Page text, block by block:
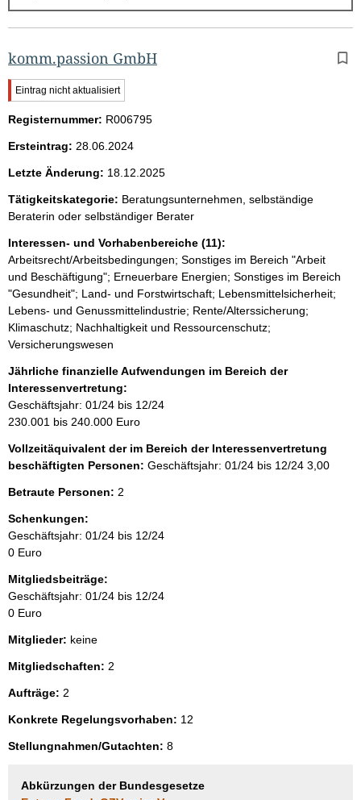
g
e
b
n
i
s
s
e
p
r
o
S
e
i
t
e
komm.passion GmbH
W
i
c
t
g
r
H
n
w
e
i
s
:
Eintrag nicht aktualisiert
Registernummer: R006795
Ersteintrag: 28.06.2024
Letzte Änderung: 18.12.2025
Tätigkeitskategorie: Beratungsunternehmen, selbständige
Beraterin oder selbständiger Berater
Interessen- und Vorhabenbereiche (11):
Arbeitsrecht/Arbeitsbedingungen; Sonstiges im Bereich "Arbeit
und Beschäftigung"; Erneuerbare Energien; Sonstiges im Bereich
"Gesundheit"; Land- und Forstwirtschaft; Lebensmittelsicherheit;
Lebens- und Genussmittelindustrie; Rente/Alterssicherung;
Klimaschutz; Nachhaltigkeit und Ressourcenschutz;
Versicherungswesen
Jährliche finanzielle Aufwendungen im Bereich der
Interessenvertretung:
Geschäftsjahr: 01/24 bis 12/24
230.001 bis 240.000 Euro
Vollzeitäquivalent der im Bereich der Interessenvertretung
beschäftigten Personen: Geschäftsjahr: 01/24 bis 12/24 3,00
Betraute Personen: 2
Schenkungen:
Geschäftsjahr: 01/24 bis 12/24
0 Euro
Mitgliedsbeiträge:
Geschäftsjahr: 01/24 bis 12/24
0 Euro
Mitglieder: keine
Mitgliedschaften: 2
Aufträge: 2
Konkrete Regelungsvorhaben: 12
Stellungnahmen/Gutachten: 8
Abkürzungen der Bundesgesetze